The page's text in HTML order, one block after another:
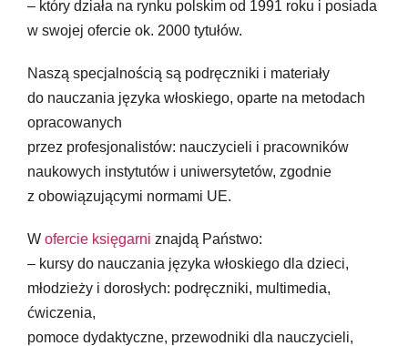
– który działa na rynku polskim od 1991 roku i posiada
w swojej ofercie ok. 2000 tytułów.
Naszą specjalnością są podręczniki i materiały
do nauczania języka włoskiego, oparte na metodach
opracowanych
przez profesjonalistów: nauczycieli i pracowników
naukowych instytutów i uniwersytetów, zgodnie
z obowiązującymi normami UE.
W ofercie księgarni znajdą Państwo:
– kursy do nauczania języka włoskiego dla dzieci,
młodzieży i dorosłych: podręczniki, multimedia,
ćwiczenia,
pomoce dydaktyczne, przewodniki dla nauczycieli,